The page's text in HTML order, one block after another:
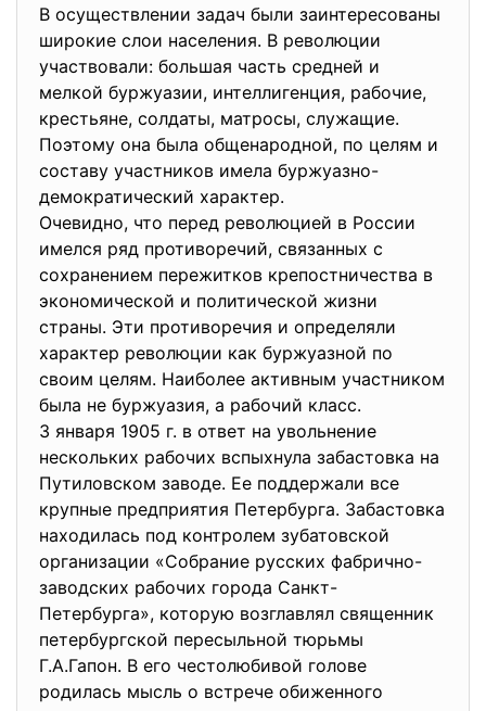
В осуществлении задач были заинтересованы
широкие слои населения. В революции
участвовали: большая часть средней и
мелкой буржуазии, интеллигенция, рабочие,
крестьяне, солдаты, матросы, служащие.
Поэтому она была общенародной, по целям и
составу участников имела буржуазно-
демократический характер.
Очевидно, что перед революцией в России
имелся ряд противоречий, связанных с
сохранением пережитков крепостничества в
экономической и политической жизни
страны. Эти противоречия и определяли
характер революции как буржуазной по
своим целям. Наиболее активным участником
была не буржуазия, а рабочий класс.
3 января 1905 г. в ответ на увольнение
нескольких рабочих вспыхнула забастовка на
Путиловском заводе. Ее поддержали все
крупные предприятия Петербурга. Забастовка
находилась под контролем зубатовской
организации «Собрание русских фабрично-
заводских рабочих города Санкт-
Петербурга», которую возглавлял священник
петербургской пересыльной тюрьмы
Г.А.Гапон. В его честолюбивой голове
родилась мысль о встрече обиженного